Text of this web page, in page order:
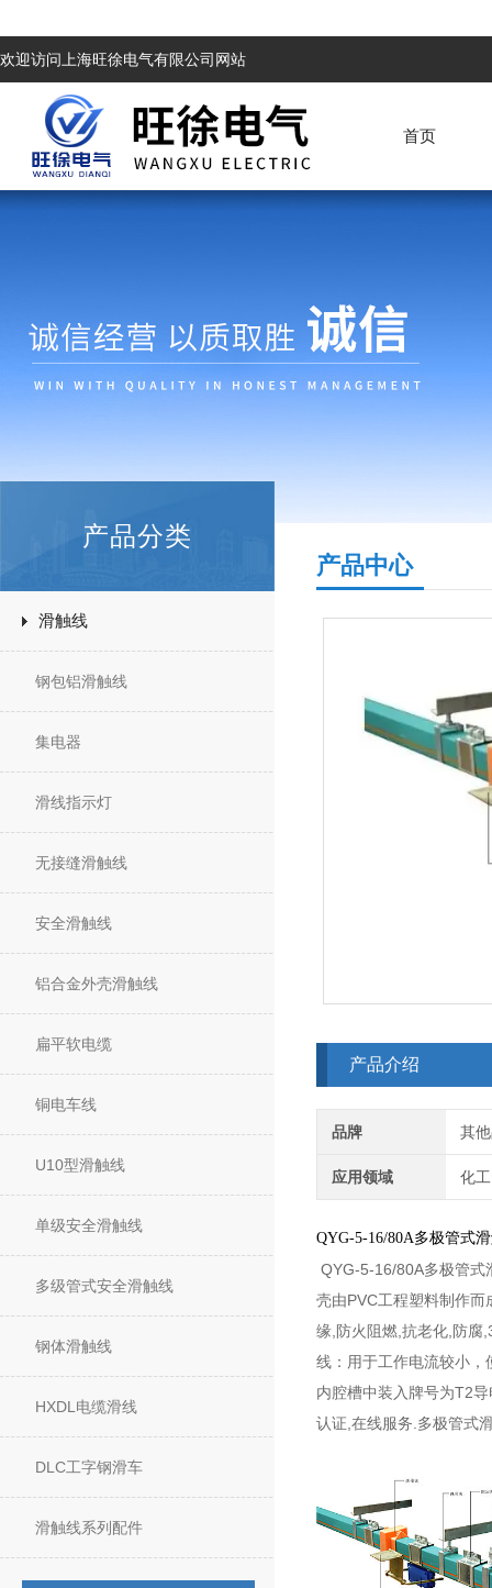
欢迎访问上海旺徐电气有限公司网站
首页
产品分类
滑触线
钢包铝滑触线
集电器
滑线指示灯
无接缝滑触线
安全滑触线
铝合金外壳滑触线
扁平软电缆
铜电车线
U10型滑触线
单级安全滑触线
多级管式安全滑触线
钢体滑触线
HXDL电缆滑线
DLC工字钢滑车
滑触线系列配件
产品中心
产品介绍
品牌 其
应用领域 化
QYG-5-16/80A多极管式
QYG-5-16/80A多极管式
壳由PVC工程塑料制作
缘,防火阻燃,抗老化,防腐
线：用于工作电流较小
内腔槽中装入牌号为T2
认证,在线服务.多极管式